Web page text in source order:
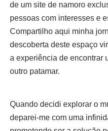
de um site de namoro
pessoas com interesses e
Compartilho aqui minha
descoberta deste espaço
a experiência de encontrar
outro patamar.
Quando decidi explorar o
deparei-me com uma